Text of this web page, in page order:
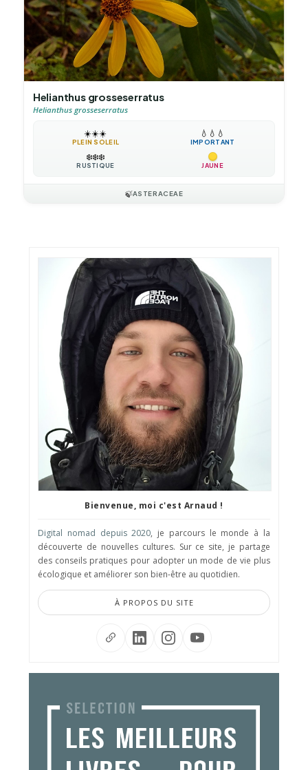
Helianthus grosseserratus
Helianthus grosseserratus
☀️☀️☀️
PLEIN SOLEIL
💧 💧 💧
IMPORTANT
❄️❄️❄️
RUSTIQUE JAUNE
🍃ASTERACEAE
Bienvenue, moi c'est Arnaud !
Digital nomad depuis 2020, je parcours le monde à la
découverte de nouvelles cultures. Sur ce site, je partage
des conseils pratiques pour adopter un mode de vie plus
écologique et améliorer son bien-être au quotidien.
À PROPOS DU SITE